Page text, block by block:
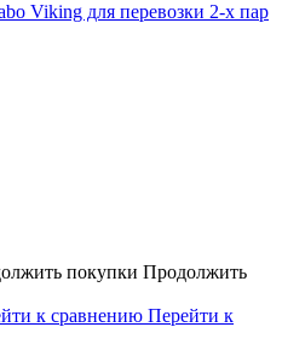
Viking для перевозки 2-х пар
покупки Продолжить
к сравнению Перейти к